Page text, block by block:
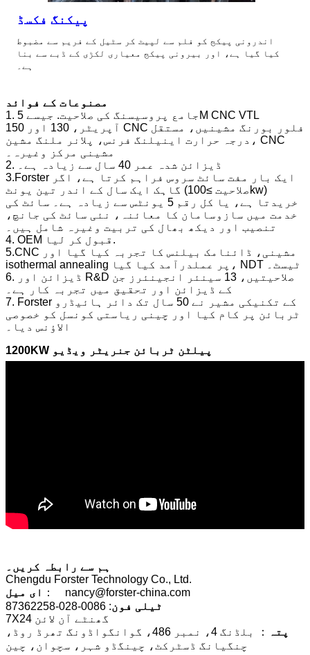
پیکنگ فکسڈ
اندرونی پیکج کو فلم سے لپیٹ کر سٹیل کے فریم سے مضبوط
کیا گیا ہے، اور بیرونی پیکج معیاری لکڑی کے ڈبے سے بنا
ہے۔
مصنوعات کے فوائد
1. جامع پروسیسنگ کی صلاحیت. جیسے 5M CNC VTL
آپریٹر، 130 اور 150 CNC فلور بورنگ مشینیں، مستقل
درجہ حرارت اینیلنگ فرنس، پلانر ملنگ مشین، CNC
مشینی مرکز وغیرہ۔
2. ڈیزائن شدہ عمر 40 سال سے زیادہ ہے۔
3.Forster ایک بار مفت سائٹ سروس فراہم کرتا ہے، اگر
گاہک ایک سال کے اندر تین یونٹ (صلاحیت ≥100kw)
خریدتا ہے، یا کل رقم 5 یونٹس سے زیادہ ہے۔ سائٹ کی
خدمت میں سازوسامان کا معائنہ، نئی سائٹ کی جانچ،
تنصیب اور دیکھ بھال کی تربیت وغیرہ شامل ہیں۔
4. OEM قبول کر لیا.
5.CNC مشینی، ڈائنامک بیلنس کا تجربہ کیا گیا اور
isothermal annealing پر عملدرآمد کیا گیا، NDT ٹیسٹ۔
6. ڈیزائن اور R&D صلاحیتیں، 13 سینئر انجینئرز جن
کے ڈیزائن اور تحقیق میں تجربہ کار ہے۔
7. Forster کے تکنیکی مشیر نے 50 سال تک دائر ہائیڈرو
ٹربائن پر کام کیا اور چینی ریاستی کونسل کو خصوصی
الاؤنس دیا۔
1200KW پیلٹن ٹربائن جنریٹر ویڈیو
ہم سے رابطہ کریں۔
Chengdu Forster Technology Co., Ltd.
ای میل
： nancy@forster-china.com
ٹیلی فون: 0086-028-87362258
7X24 گھنٹے آن لائن
پتہ
： بلڈنگ 4، نمبر 486، گوانگواڈونگ تھرڈ روڈ،
چنگیانگ ڈسٹرکٹ، چینگڈو شہر، سچوان، چین